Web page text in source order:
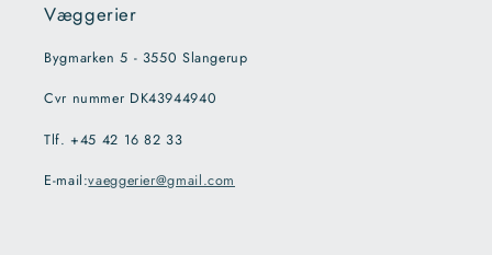
Væggerier
Bygmarken 5 - 3550 Slangerup
Cvr nummer DK43944940
Tlf. +45 42 16 82 33
E-mail:vaeggerier@gmail.com